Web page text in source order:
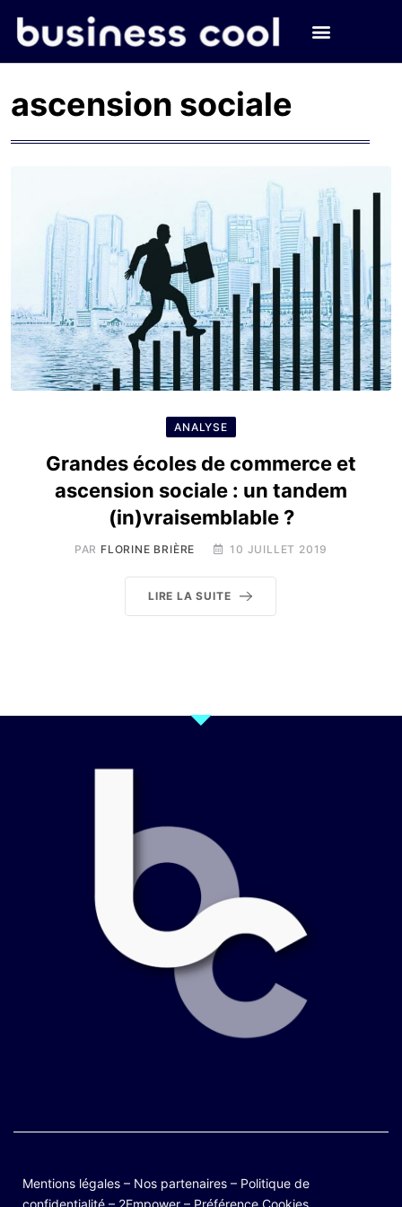
ascension sociale
ANALYSE
Grandes écoles de commerce et
ascension sociale : un tandem
(in)vraisemblable ?
PAR FLORINE BRIÈRE 10 JUILLET 2019
LIRE LA SUITE
Mentions légales – Nos partenaires – Politique de
confidentialité – 2Empower – Préférence Cookies